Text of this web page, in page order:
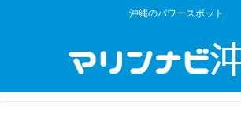
沖縄のパワースポット